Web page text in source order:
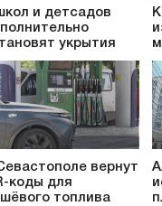
и детсадов
укрытия
вернут
коды для
топлива